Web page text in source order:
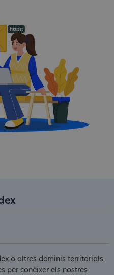
o altres dominis territorials
per conèixer els nostres